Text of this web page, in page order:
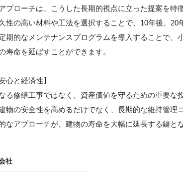
プローチは、こうした長期的視点に立った提案を特
性の高い材料や工法を選択することで、10年後、20
期的なメンテナンスプログラムを導入することで、
寿命を延ばすことができます。
心と経済性】
る修繕工事ではなく、資産価値を守るための重要な
物の安全性を高めるだけでなく、長期的な維持管理
なアプローチが、建物の寿命を大幅に延長する鍵と
社